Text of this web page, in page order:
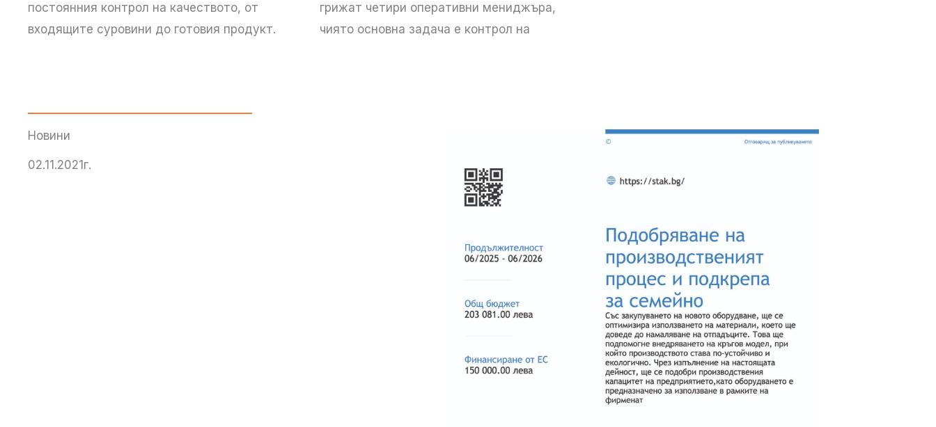
постоянния контрол на качеството, от
входящите суровини до готовия продукт.
грижат четири оперативни мениджъра,
чиято основна задача е контрол на
Новини
02.11.2021г.